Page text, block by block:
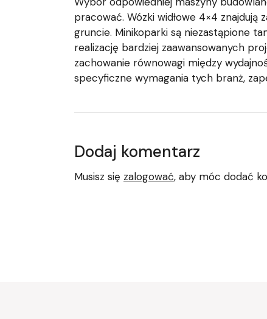
pracować. Wózki widłowe 4×4
gruncie. Minikoparki są niezastąpione
realizację bardziej zaawansowanych
zachowanie równowagi między
specyficzne wymagania tych branż,
Dodaj komentarz
Musisz się zalogować, aby móc dodać